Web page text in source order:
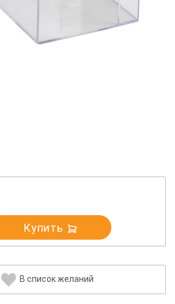
Купить
В список желаний